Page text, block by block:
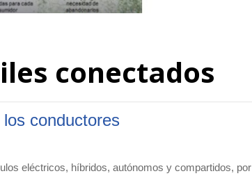
conectados
conductores
eléctricos, híbridos, autónomos y compartidos, por